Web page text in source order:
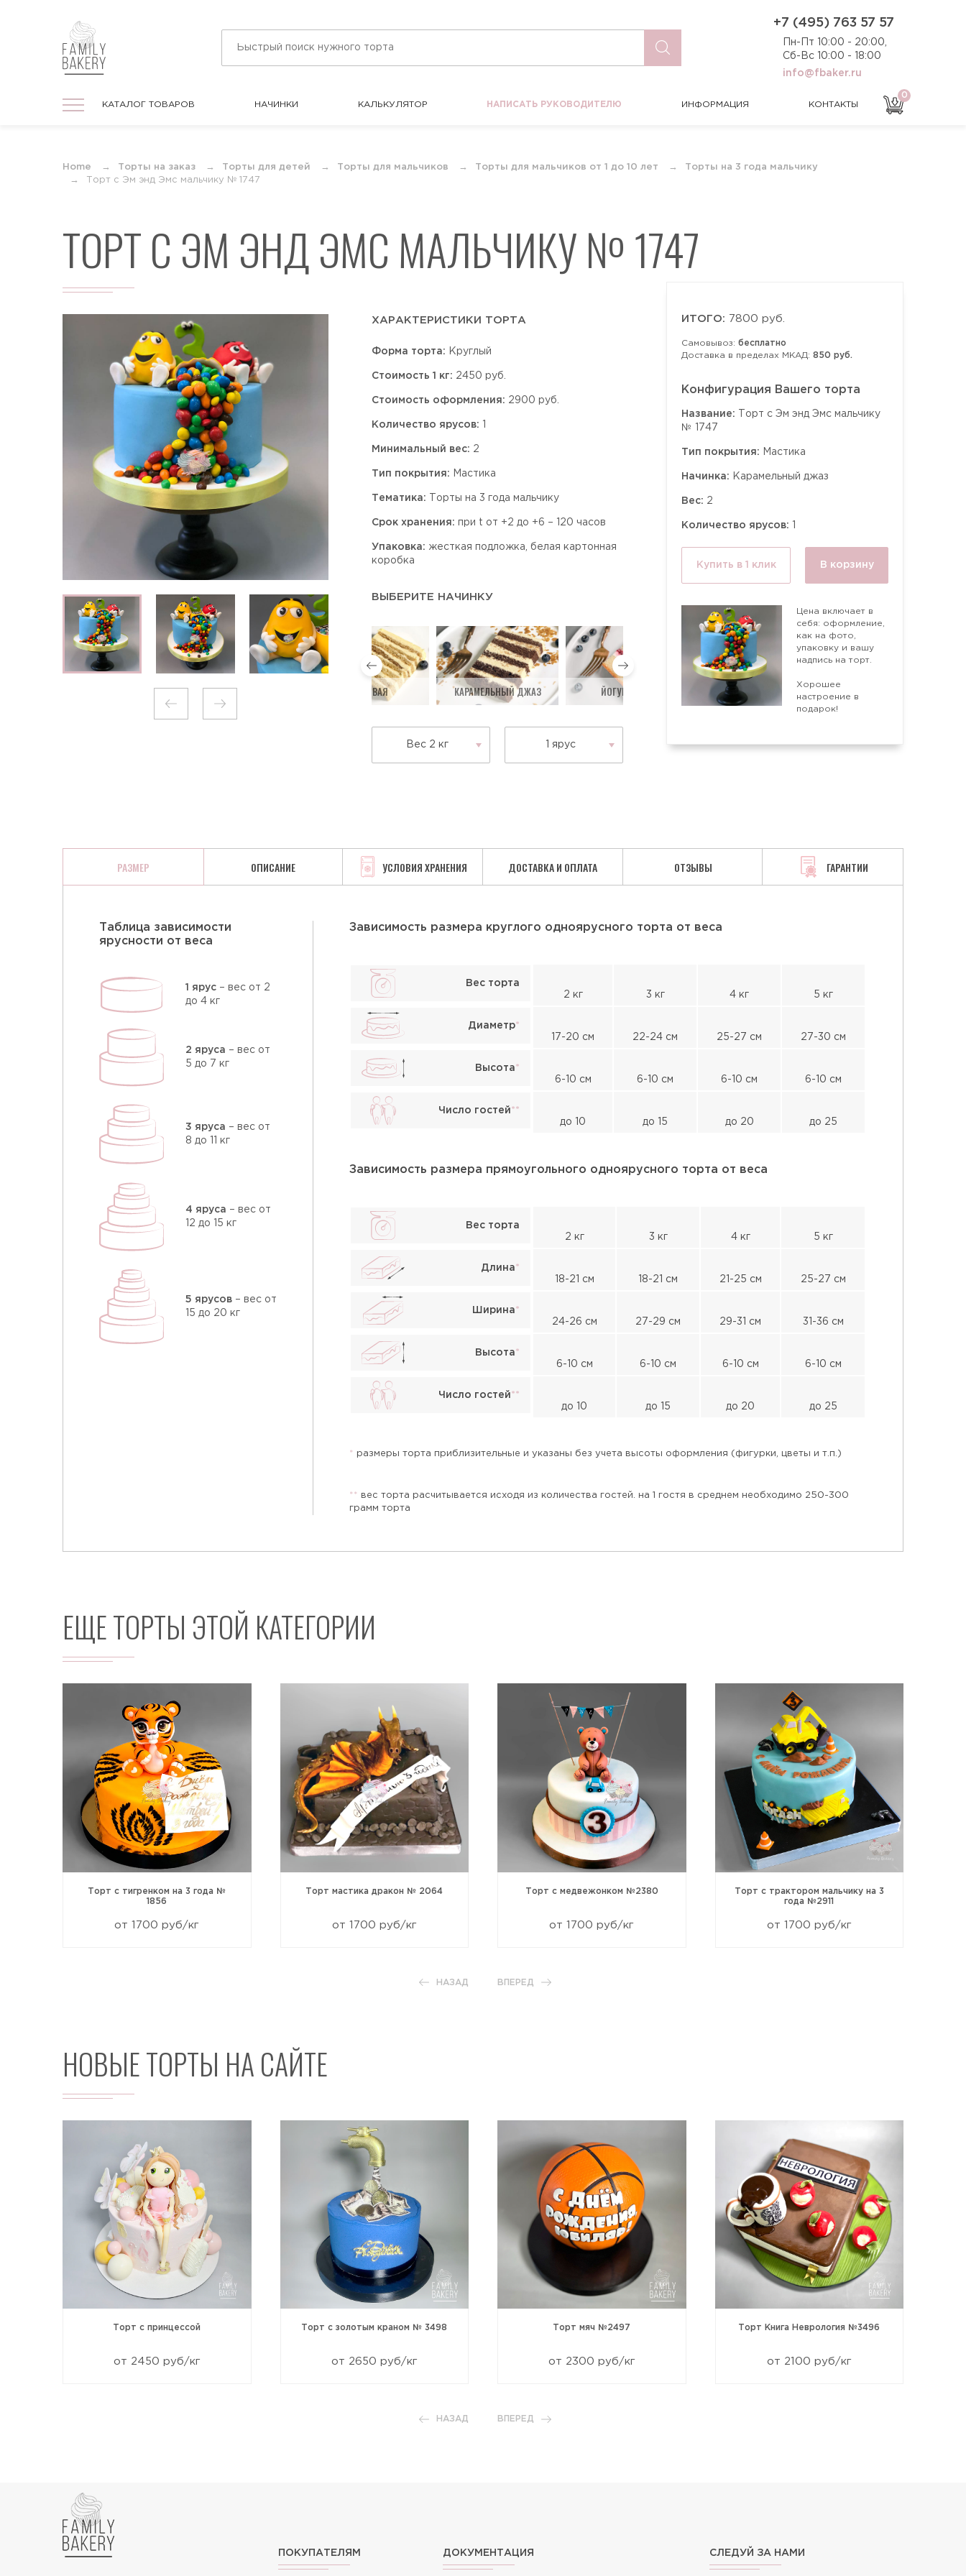
+7 (495) 763 57 57
Пн-Пт 10:00 - 20:00,
Сб-Вс 10:00 - 18:00
info@fbaker.ru
На праздник
Торты на любой праздник
Торты в подарок для мужчин и женщин
Свадебные торты
Огромный выбор свадебных тортов
Детские торты
Вкусные торты для мальчиков и
Капкейки
Кексы с индивидуальным оформлением
Корпоративные торты
Торты на корпоратив компании
Специальные торты
Низкокалорийные и безглютеновые
КАТАЛОГ ТОВАРОВ НАЧИНКИ КАЛЬКУЛЯТОР НАПИСАТЬ РУКОВОДИТЕЛЮ ИНФОРМАЦИЯ КОНТАКТЫ
0
КОНТАКТЫ
Home Торты на заказ Торты для детей Торты для мальчиков Торты для мальчиков от 1 до 10 лет
Торты на 3 года мальчику
Торт с Эм энд Эмс мальчику № 1747
ТОРТ С ЭМ ЭНД ЭМС МАЛЬЧИКУ № 1747
ХАРАКТЕРИСТИКИ ТОРТА
Форма торта: Круглый
Стоимость 1 кг: 2450 руб.
Стоимость оформления: 2900 руб.
Количество ярусов:
Минимальный вес: 2
Тип покрытия: Мастика
Тематика: Торты на 3 года мальчику
Срок хранения: при t от +2 до +6 – 120 часов
Упаковка: жесткая подложка, белая картонная
коробка
ВЫБЕРИТЕ НАЧИНКУ
КЛЮКВА В ШОКОЛАДЕ МЕДОВАЯ КАРАМЕЛЬНЫЙ ДЖАЗ ЙОГУРТОВАЯ СМЕТАННАЯ
Вес 2 кг 1 ярус
ИТОГО: 7800 руб.
Самовывоз: бесплатно
Доставка в пределах МКАД: 850 руб.
Конфигурация Вашего торта
Название:
Торт с Эм энд Эмс мальчику
№ 1747
Тип покрытия: Мастика
Начинка: Карамельный джаз
Вес: 2
Количество ярусов:
Купить в 1 клик В корзину
Цена включает в
себя: оформление,
как на фото,
упаковку и вашу
надпись на торт.
Хорошее
настроение в
подарок!
РАЗМЕР ОПИСАНИЕ УСЛОВИЯ ХРАНЕНИЯ ДОСТАВКА И ОПЛАТА ОТЗЫВЫ ГАРАНТИИ
Таблица зависимости
ярусности от веса
1 ярус – вес от 2
до 4 кг
2 яруса – вес от
5 до 7 кг
3 яруса – вес от
8 до 11 кг
4 яруса – вес от
12 до 15 кг
5 ярусов – вес от
15 до 20 кг
Зависимость размера круглого одноярусного торта от веса
Вес торта
2 кг
3 кг 4 кг 5 кг
Диаметр*
17-20 см
22-24 см 25-27 см 27-30 см
Высота*
6-10 см
6-10 см 6-10 см 6-10 см
Число гостей**
до 10
до 15 до 20 до 25
Зависимость размера прямоугольного одноярусного торта от веса
Вес торта
2 кг
3 кг 4 кг 5 кг
Длина*
18-21 см
18-21 см 21-25 см 25-27 см
Ширина*
24-26 см
27-29 см 29-31 см 31-36 см
Высота*
6-10 см
6-10 см 6-10 см 6-10 см
Число гостей**
до 10
до 15 до 20 до 25
* размеры торта приблизительные и указаны без учета высоты оформления (фигурки, цветы и т.п.)
* *
вес торта расчитывается исходя из количества гостей. на 1 гостя в среднем необходимо 250-300
грамм торта
ЕЩЕ ТОРТЫ ЭТОЙ КАТЕГОРИИ
Торт с тигренком на 3 года №
1856
от 1700 руб/кг
Торт мастика дракон № 2064
от 1700 руб/кг
Торт с медвежонком №2380
от 1700 руб/кг
Торт с трактором мальчику на 3
года №2911
от 1700 руб/кг
НАЗАД ВПЕРЕД
НОВЫЕ ТОРТЫ НА САЙТЕ
Торт с принцессой
от 2450 руб/кг
Торт с золотым краном № 3498
от 2650 руб/кг
Торт мяч №2497
от 2300 руб/кг
Торт Книга Неврология №3496
от 2100 руб/кг
НАЗАД ВПЕРЕД
ПОКУПАТЕЛЯМ ДОКУМЕНТАЦИЯ СЛЕДУЙ ЗА НАМИ